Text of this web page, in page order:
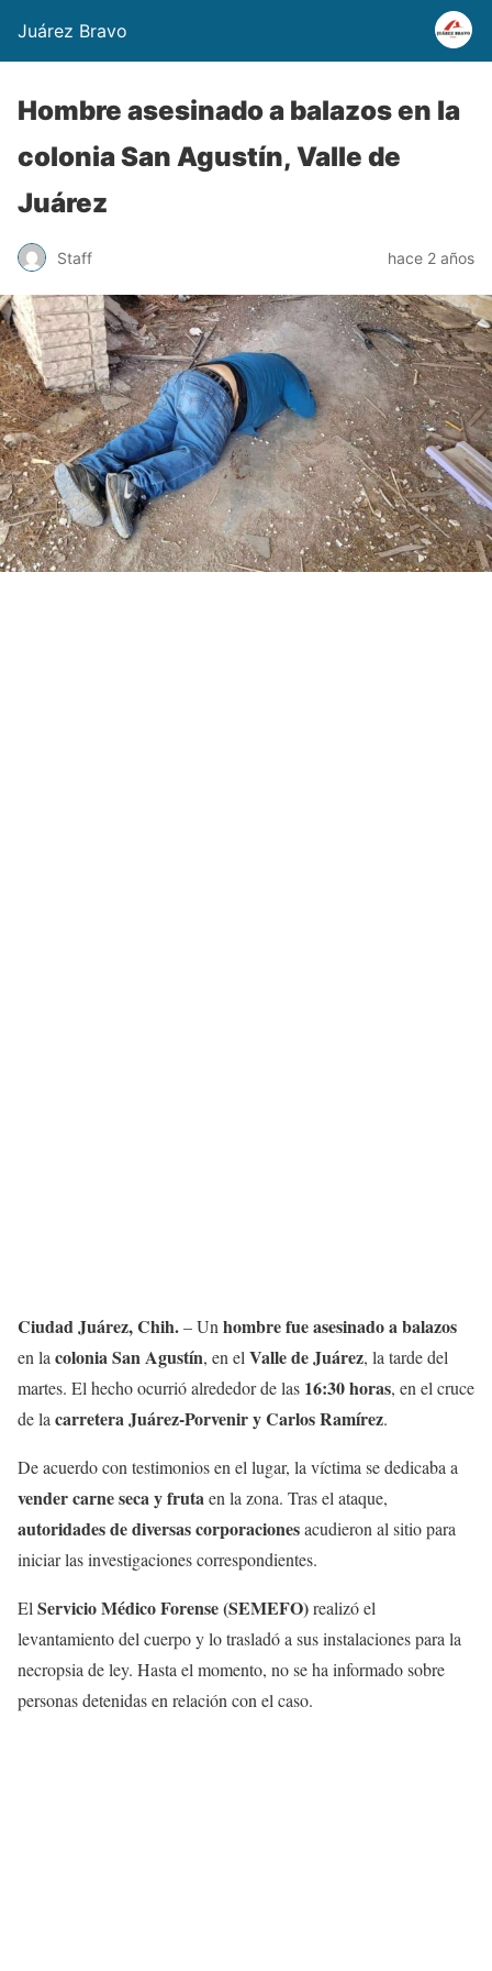
Juárez Bravo
Hombre asesinado a balazos en la
colonia San Agustín, Valle de
Juárez
Staff hace 2 años
Ciudad Juárez, Chih.– Un hombre fue asesinado a balazos
en la colonia San Agustín, en el Valle de Juárez, la tarde del
martes. El hecho ocurrió alrededor de las 16:30 horas, en el cruce
de la carretera Juárez-Porvenir y Carlos Ramírez.
De acuerdo con testimonios en el lugar, la víctima se dedicaba a
vender carne seca y frutaen la zona. Tras el ataque,
autoridades de diversas corporacionesacudieron al sitio para
iniciar las investigaciones correspondientes.
El Servicio Médico Forense (SEMEFO)realizó el
levantamiento del cuerpo y lo trasladó a sus instalaciones para la
necropsia de ley. Hasta el momento, no se ha informado sobre
personas detenidas en relación con el caso.